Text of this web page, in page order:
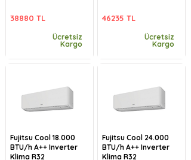
38880 TL
Ücretsiz
Kargo
Fujitsu Cool 18.000
BTU/h A++ Inverter
Klima R32
46235 TL
Ücretsiz
Kargo
Fujitsu Cool 24.000
BTU/h A++ Inverter
Klima R32